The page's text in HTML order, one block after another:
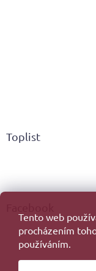
Tento web
procházením
používáním.
Toplist